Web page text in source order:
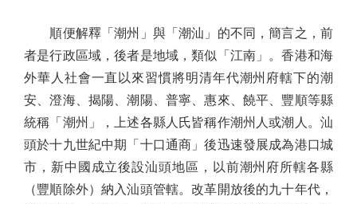
順便解釋「潮州」與「潮汕」的不同，簡言之，前
者是行政區域，後者是地域，類似「江南」。香港和海
外華人社會一直以來習慣將明清年代潮州府轄下的潮
安、澄海、揭陽、潮陽、普寧、惠來、饒平、豐順等縣
統稱「潮州」，上述各縣人氏皆稱作潮州人或潮人。汕
頭於十九世紀中期「十口通商」後迅速發展成為港口城
市，新中國成立後設汕頭地區，以前潮州府所轄各縣
（豐順除外）納入汕頭管轄。改革開放後的九十年代，